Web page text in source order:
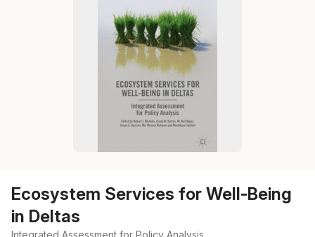
Ecosystem Services for Well-Being
in Deltas
Integrated Assessment for Policy Analysis